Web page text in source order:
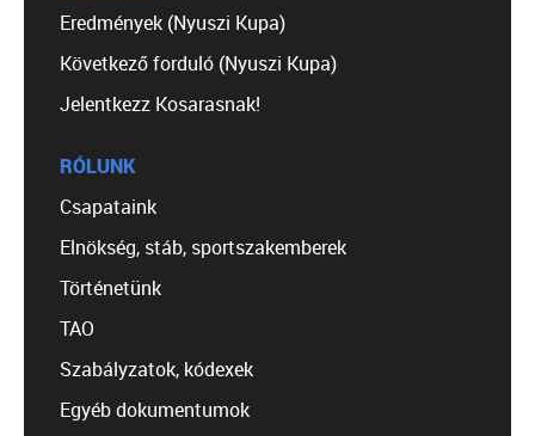
Eredmények (Nyuszi Kupa)
Következő forduló (Nyuszi Kupa)
Jelentkezz Kosarasnak!
RÓLUNK
Csapataink
Elnökség, stáb, sportszakemberek
Történetünk
TAO
Szabályzatok, kódexek
Egyéb dokumentumok